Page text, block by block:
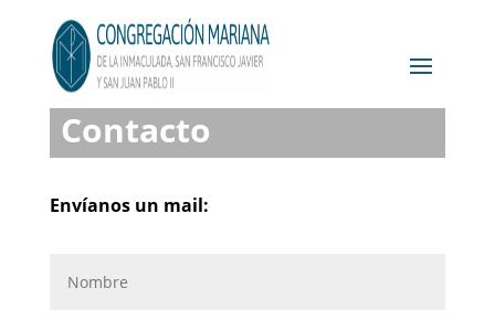
Contacto
Envíanos un mail: